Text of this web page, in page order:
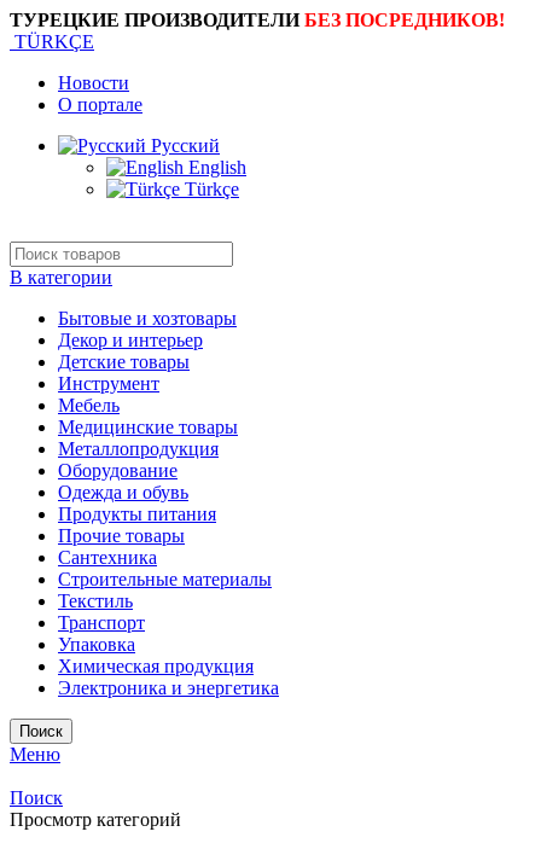
ТУРЕЦКИЕ ПРОИЗВОДИТЕЛИБЕЗ ПОСРЕДНИКОВ!
TÜRKÇE
Новости
О портале
Русский
English
Türkçe
В категории
Бытовые и хозтовары
Декор и интерьер
Детские товары
Инструмент
Мебель
Медицинские товары
Металлопродукция
Оборудование
Одежда и обувь
Продукты питания
Прочие товары
Сантехника
Строительные материалы
Текстиль
Транспорт
Упаковка
Химическая продукция
Электроника и энергетика
Поиск
Меню
Поиск
Просмотр категорий